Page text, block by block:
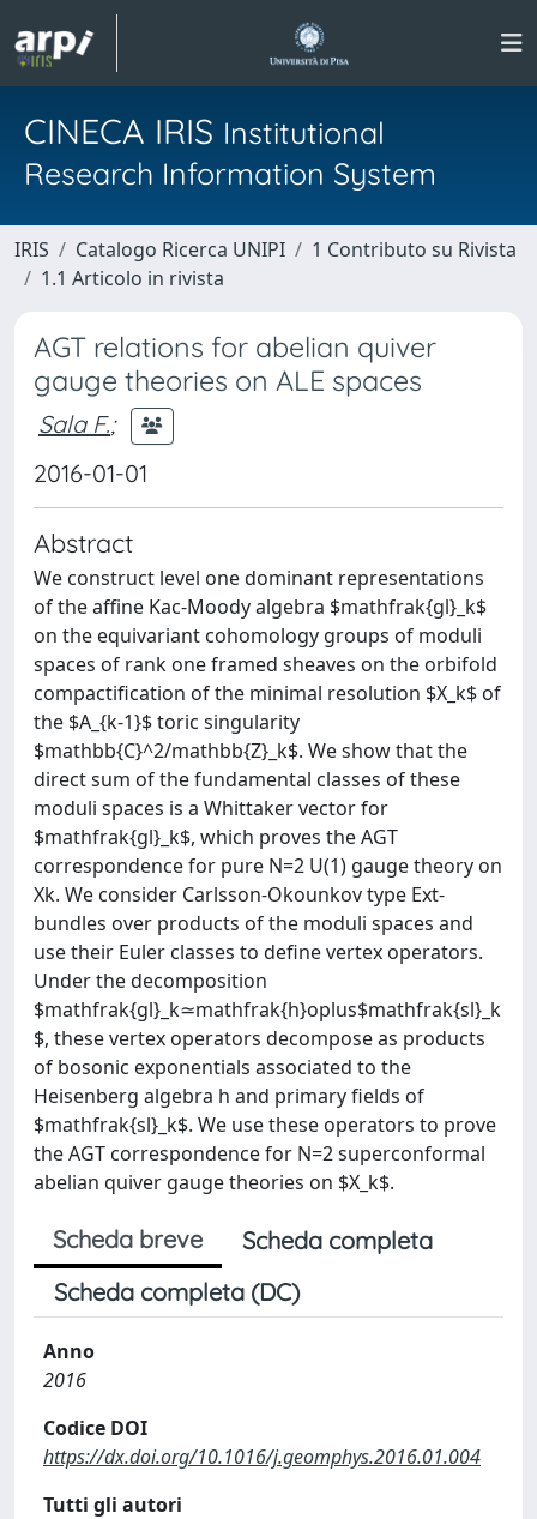
CINECA IRIS Institutional
Research Information System
IRIS Catalogo Ricerca UNIPI
1 Contributo su Rivista
1.1 Articolo in rivista
AGT relations for abelian quiver
gauge theories on ALE spaces
Sala F.;
2016-01-01
Abstract
We construct level one dominant representations
of the affine Kac-Moody algebra $mathfrak{gl}_k$
on the equivariant cohomology groups of moduli
spaces of rank one framed sheaves on the orbifold
compactification of the minimal resolution $X_k$ of
the $A_{k-1}$ toric singularity
$mathbb{C}^2/mathbb{Z}_k$. We show that the
direct sum of the fundamental classes of these
moduli spaces is a Whittaker vector for
$mathfrak{gl}_k$, which proves the AGT
correspondence for pure N=2 U(1) gauge theory on
Xk. We consider Carlsson-Okounkov type Ext-
bundles over products of the moduli spaces and
use their Euler classes to define vertex operators.
Under the decomposition
$mathfrak{gl}_k≃mathfrak{h}oplus$mathfrak{sl}_k
$, these vertex operators decompose as products
of bosonic exponentials associated to the
Heisenberg algebra h and primary fields of
$mathfrak{sl}_k$. We use these operators to prove
the AGT correspondence for N=2 superconformal
abelian quiver gauge theories on $X_k$.
Scheda breve
Scheda completa
Scheda completa (DC)
Anno
2016
Codice DOI
https://dx.doi.org/10.1016/j.geomphys.2016.01.004
Tutti gli autori